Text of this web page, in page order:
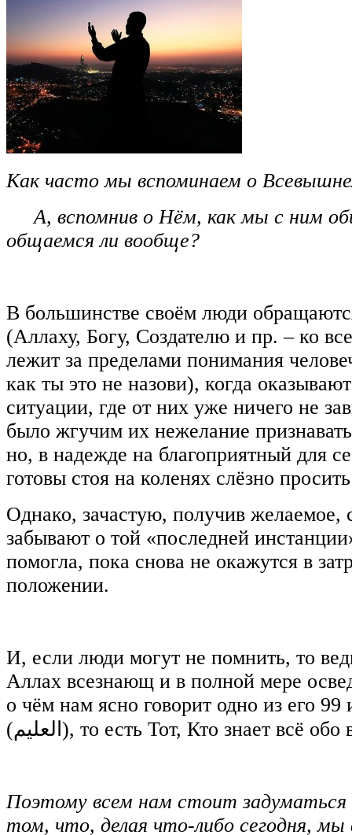
Как часто мы вспоминаем о
А, вспомнив о Нём, как мы с ним
общаемся ли вообще?
В большинстве своём люди
(Аллаху, Богу, Создателю и пр. – ко
лежит за пределами понимания
как ты это не назови), когда
ситуации, где от них уже ничего не
было жгучим их нежелание
но, в надежде на благоприятный для
готовы стоя на коленях слёзно
Однако, зачастую, получив желаемое,
забывают о той «последней
помогла, пока снова не окажутся в
положении.
И, если люди могут не помнить, то
Аллах всезнающ и в полной мере
о чём нам ясно говорит одно из его
(العليم ), то есть Тот, Кто знает всё обо
Поэтому всем нам стоит задуматься
том, что, делая что-либо сегодня,